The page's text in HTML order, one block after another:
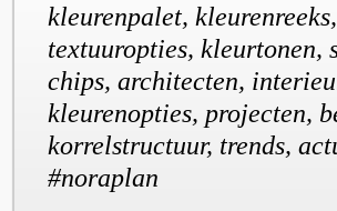
kleurenpalet,
textuuropties, kleurtonen,
chips, architecten,
kleurenopties, projecten,
korrelstructuur, trends,
#noraplan